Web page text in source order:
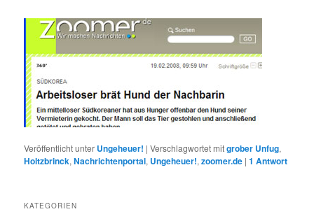
Veröffentlicht unter Ungeheuer! |Verschlagwortet mitgrober Unfug,
Holtzbrinck,Nachrichtenportal, Ungeheuer!,zoomer.de |1 Antwort
KATEGORIEN